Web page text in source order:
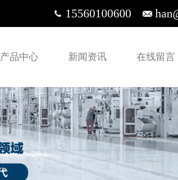
15560100600
产品中心 新闻资讯 在线留言